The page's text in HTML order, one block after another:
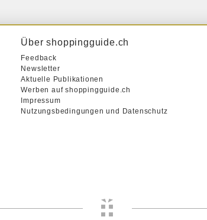
Über shoppingguide.ch
Feedback
Newsletter
Aktuelle Publikationen
Werben auf shoppingguide.ch
Impressum
Nutzungsbedingungen und Datenschutz